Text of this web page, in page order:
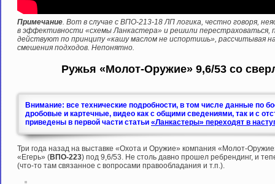
Примечание. Вот в случае с ВПО-213-18 ЛП логика, честно говоря,
в эффективности «схемы Ланкастера» и решили перестраховаться,
действуют по принципу «кашу маслом не испортишь», рассчитывая
смешения подходов. Непонятно.
Ружья «Молот-Оружие» 9,6/53 со
Внимание: все технические подробности, в том числе данные по
дробовые и картечные, видео как с общими сведениями, так и с
приведены в первой части статьи «Ланкастеры» переходят в
Три года назад на выставке «Охота и Оружие» компания «Молот-
«Егерь» (ВПО-223) под 9,6/53. Не столь давно прошел ребрендинг, и
(что-то там связанное с вопросами правообладания и т.п.).